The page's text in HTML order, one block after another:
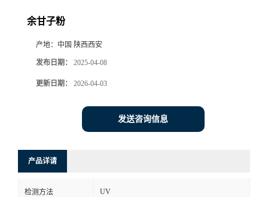
余甘子粉
产地： 中国 陕西西安
发布日期： 2025-04-08
更新日期： 2026-04-03
发送咨询信息
产品详请
检测方法 UV